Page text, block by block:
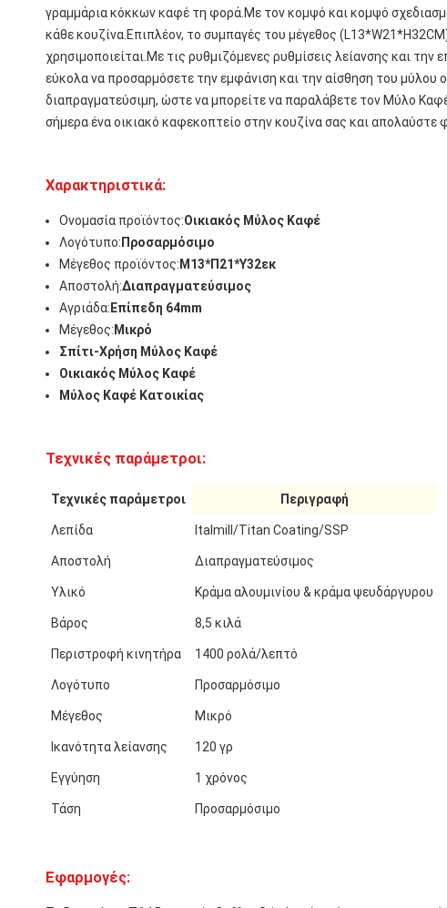
γραμμάρια κόκκων καφέ τη φορά.Με τον κομψό και κομψό
κάθε κουζίνα.Επιπλέον, το συμπαγές του μέγεθος
χρησιμοποιείται.Με τις ρυθμιζόμενες ρυθμίσεις λείανσης και
εύκολα να προσαρμόσετε την εμφάνιση και την αίσθηση του μύλου
διαπραγματεύσιμη, ώστε να μπορείτε να παραλάβετε τον Μύλο
σήμερα ένα οικιακό καφεκοπτείο στην κουζίνα σας και
Χαρακτηριστικά:
Ονομασία προϊόντος:Οικιακός Μύλος Καφέ
Λογότυπο: Προσαρμόσιμο
Μέγεθος προϊόντος: Μ13*Π21*Υ32εκ
Αποστολή:Διαπραγματεύσιμος
Αγριάδα: Επίπεδη 64mm
Μέγεθος: Μικρό
Σπίτι-Χρήση Μύλος Καφέ
Οικιακός Μύλος Καφέ
Μύλος Καφέ Κατοικίας
Τεχνικές παράμετροι:
Τεχνικές παράμετροι Περιγραφή
Λεπίδα Italmill/Titan Coating/SSP
Αποστολή Διαπραγματεύσιμος
Υλικό Κράμα αλουμινίου & κράμα ψευδάργυρου
Βάρος 8,5 κιλά
Περιστροφή κινητήρα 1400 ρολά/λεπτό
Λογότυπο Προσαρμόσιμο
Μέγεθος Μικρό
Ικανότητα λείανσης 120 γρ
Εγγύηση 1 χρόνος
Τάση Προσαρμόσιμο
Εφαρμογές: